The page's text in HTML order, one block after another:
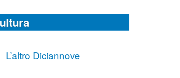
L’altro Diciannove